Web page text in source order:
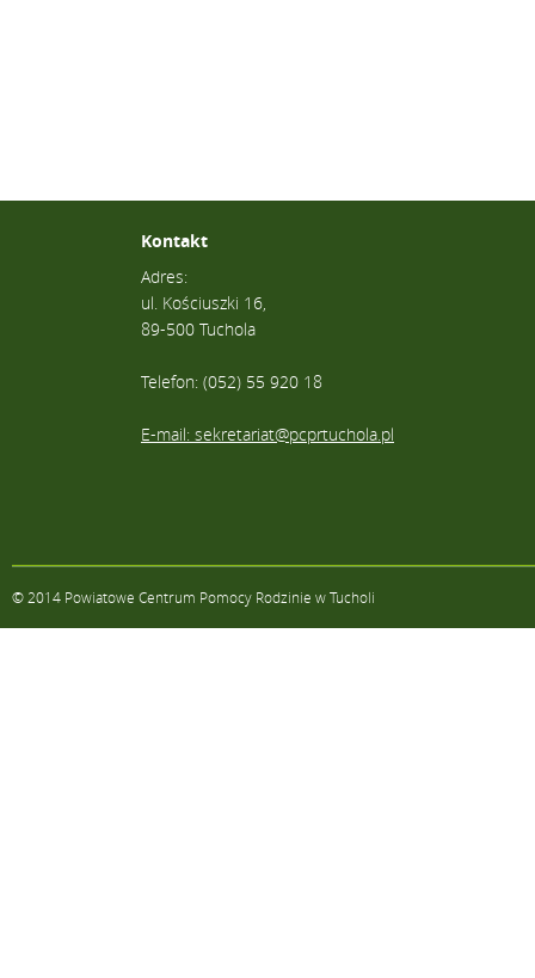
Kontakt
Adres:
ul. Kościuszki 16,
89-500 Tuchola
Telefon: (052) 55 920 18
E-mail: sekretariat@pcprtuchola.pl
© 2014 Powiatowe Centrum Pomocy Rodzinie w Tucholi